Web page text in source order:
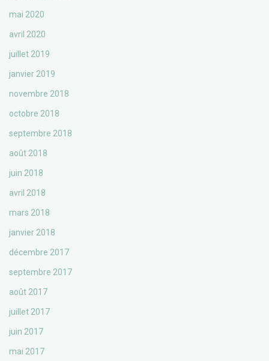
mai 2020
avril 2020
juillet 2019
janvier 2019
novembre 2018
octobre 2018
septembre 2018
août 2018
juin 2018
avril 2018
mars 2018
janvier 2018
décembre 2017
septembre 2017
août 2017
juillet 2017
juin 2017
mai 2017